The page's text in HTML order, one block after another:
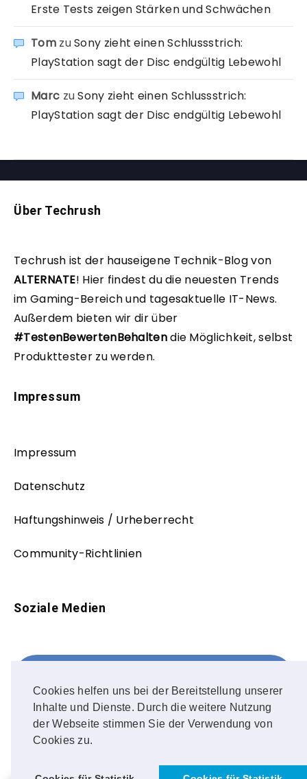
Cookies helfen uns bei der Bereitstellung unserer
Inhalte und Dienste. Durch die weitere Nutzung
der Webseite stimmen Sie der Verwendung von
Cookies zu.
Erste Tests zeigen Stärken und Schwächen
TomzuSony zieht einen Schlussstrich:
PlayStation sagt der Disc endgültig Lebewohl
Marc zuSony zieht einen Schlussstrich:
PlayStation sagt der Disc endgültig Lebewohl
Über Techrush
Techrush ist der hauseigene Technik-Blog von
ALTERNATE! Hier findest du die neuesten Trends
im Gaming-Bereich und tagesaktuelle IT-News.
Außerdem bieten wir dir über
#TestenBewertenBehaltendie Möglichkeit, selbst
Produkttester zu werden.
Impressum
Impressum
Datenschutz
Haftungshinweis / Urheberrecht
Community-Richtlinien
Soziale Medien
FOLLOW ME!
Instagram
OUR PHOTOS!